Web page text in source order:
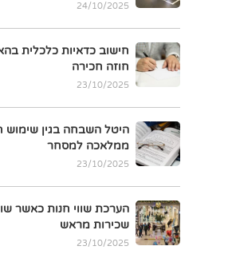
24/10/2025
חישוב כדאיות כלכלית
חוזה חכירה
23/10/2025
היטל השבחה בגין שימוש
ממלאכה למסחר
23/10/2025
הערכת שווי חנות כאשר
שכירות מראש
23/10/2025